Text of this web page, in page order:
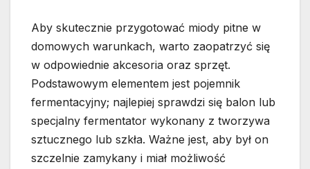
Aby skutecznie przygotować miody pitne w
domowych warunkach, warto zaopatrzyć się
w odpowiednie akcesoria oraz sprzęt.
Podstawowym elementem jest pojemnik
fermentacyjny; najlepiej sprawdzi się balon lub
specjalny fermentator wykonany z tworzywa
sztucznego lub szkła. Ważne jest, aby był on
szczelnie zamykany i miał możliwość